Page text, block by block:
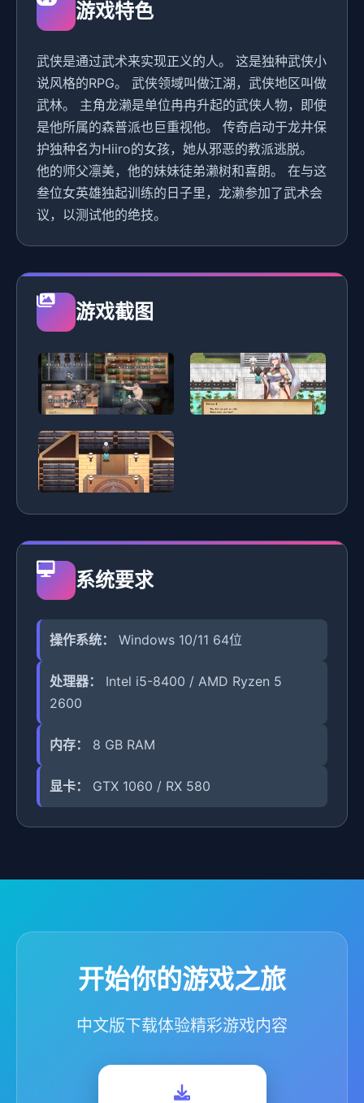
游戏特色
武侠是通过武术来实现正义的人。 这是独种武侠小
说风格的RPG。 武侠领域叫做江湖，武侠地区叫做
武林。 主角龙濑是单位冉冉升起的武侠人物，即使
是他所属的森普派也巨重视他。 传奇启动于龙井保
护独种名为Hiiro的女孩，她从邪恶的教派逃脱。
他的师父凛美，他的妹妹徒弟濑树和喜朗。 在与这
叁位女英雄独起训练的日子里，龙濑参加了武术会
议，以测试他的绝技。
游戏截图
系统要求
操作系统： Windows 10/11 64位
处理器：
Intel i5-8400 / AMD Ryzen 5
2600
内存： 8 GB RAM
显卡： GTX 1060 / RX 580
开始你的游戏之旅
中文版下载体验精彩游戏内容